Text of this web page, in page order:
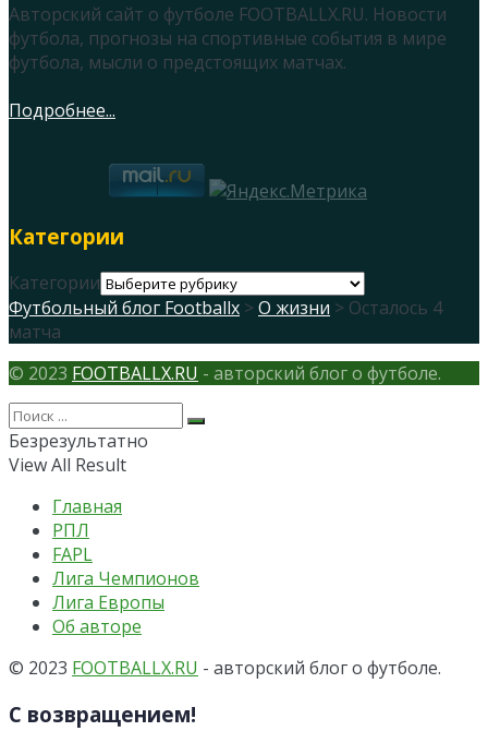
Авторский сайт о футболе FOOTBALLX.RU. Новости
футбола, прогнозы на спортивные события в мире
футбола, мысли о предстоящих матчах.
Подробнее...
Категории
Категории
Футбольный блог Footballx > О жизни > Осталось 4
матча
© 2023 FOOTBALLX.RU - авторский блог о футболе.
Безрезультатно
View All Result
Главная
РПЛ
FAPL
Лига Чемпионов
Лига Европы
Об авторе
© 2023 FOOTBALLX.RU - авторский блог о футболе.
С возвращением!